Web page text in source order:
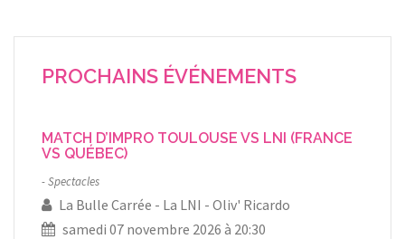
PROCHAINS ÉVÉNEMENTS
MATCH D’IMPRO TOULOUSE VS LNI (FRANCE
VS QUÉBEC)
Spectacles
La Bulle Carrée La LNI
Oliv' Ricardo
samedi 07 novembre 2026 à 20:30